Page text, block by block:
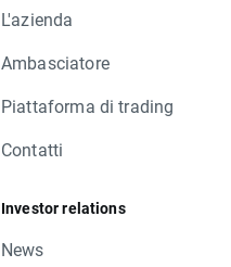
L'azienda
Ambasciatore
Piattaforma di trading
Contatti
Investor relations
News